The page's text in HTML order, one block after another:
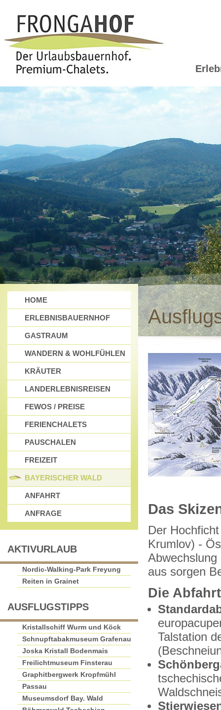
HOME
ERLEBNISBAUERNHOF
GASTRAUM
WANDERN & WOHLFÜHLEN
KRÄUTER
LANDERLEBNISREISEN
FEWOS / PREISE
FERIENCHALETS
PAUSCHALEN
FREIZEIT
BAYERISCHER WALD
ANFAHRT
ANFRAGE
AKTIVURLAUB
Nordic-Walking-Park Freyung
Reiten in Grainet
AUSFLUGSTIPPS
Kristallschiff Wurm und Köck
Schnupftabakmuseum Grafenau
Joska Kristall Bodenmais
Freilichtmuseum Finsterau
Graphitbergwerk Kropfmühl
Passau
Museumsdorf Bay. Wald
Das
Der
Krumlov) -
aus sorgen
Die
Talstation